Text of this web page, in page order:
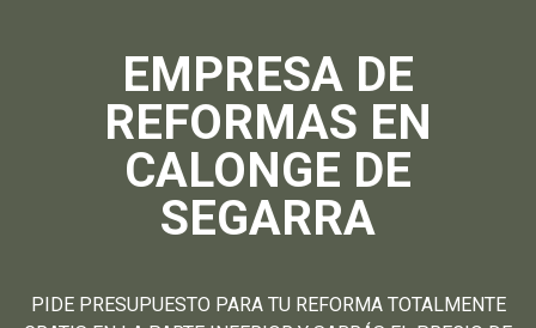
EMPRESA DE
REFORMAS EN
CALONGE DE
SEGARRA
PIDE PRESUPUESTO PARA TU REFORMA TOTALMENTE